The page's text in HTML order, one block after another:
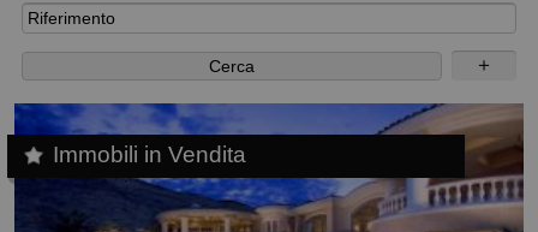
Cerca ＋
Immobili in Vendita